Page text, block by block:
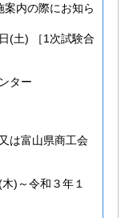
の際にお知ら
(土) ［1次試験合
ター
富山県商工会
)～令和３年１